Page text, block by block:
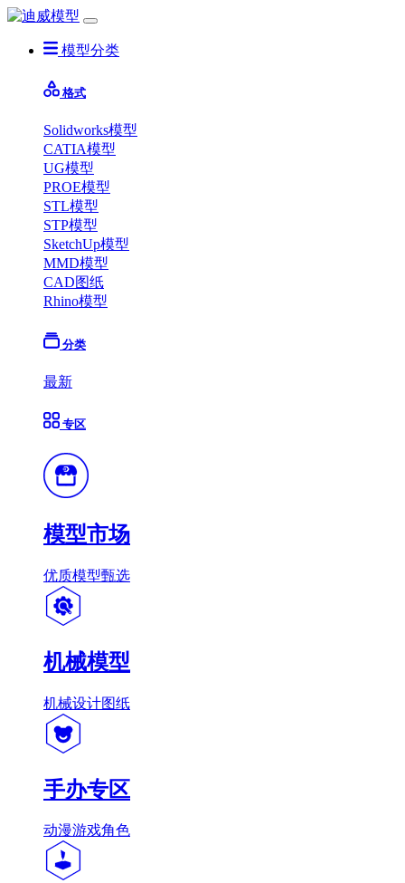
模型分类
格式
Solidworks模型
CATIA模型
UG模型
PROE模型
STL模型
STP模型
SketchUp模型
MMD模型
CAD图纸
Rhino模型
分类
最新
专区
模型市场
优质模型甄选
机械模型
机械设计图纸
手办专区
动漫游戏角色